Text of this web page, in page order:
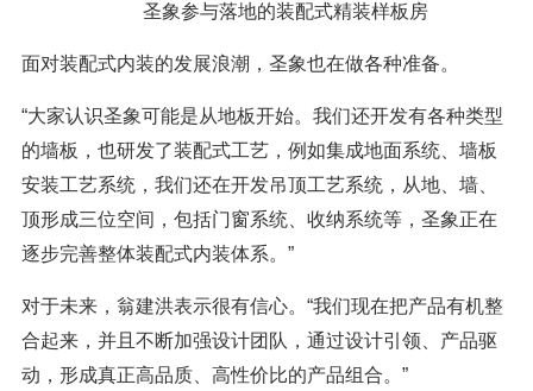
圣象参与落地的装配式精装样板房
面对装配式内装的发展浪潮，圣象也在做各种准备。
“大家认识圣象可能是从地板开始。我们还开发有各种类型
的墙板，也研发了装配式工艺，例如集成地面系统、墙板
安装工艺系统，我们还在开发吊顶工艺系统，从地、墙、
顶形成三位空间，包括门窗系统、收纳系统等，圣象正在
逐步完善整体装配式内装体系。”
对于未来，翁建洪表示很有信心。“我们现在把产品有机整
合起来，并且不断加强设计团队，通过设计引领、产品驱
动，形成真正高品质、高性价比的产品组合。”